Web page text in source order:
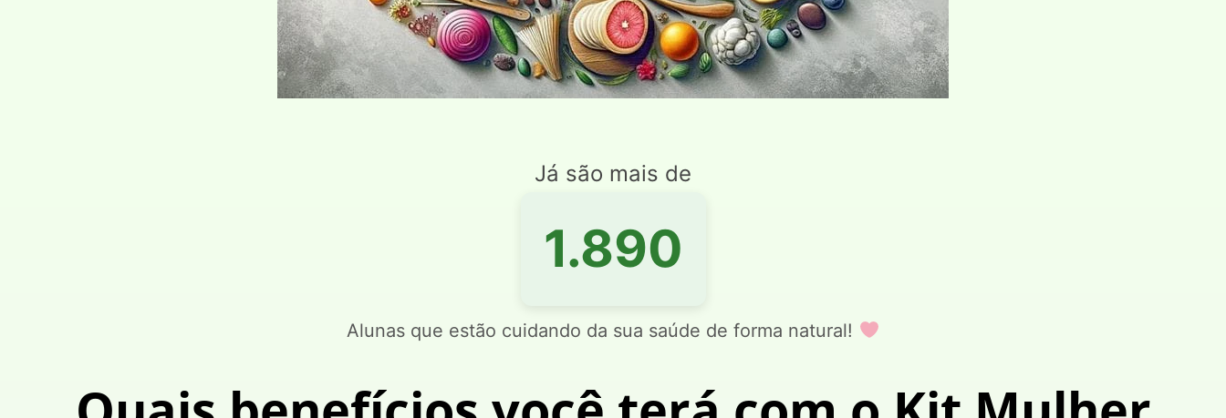
Já são mais de
2.137
Alunas que estão cuidando da sua saúde de forma natural!